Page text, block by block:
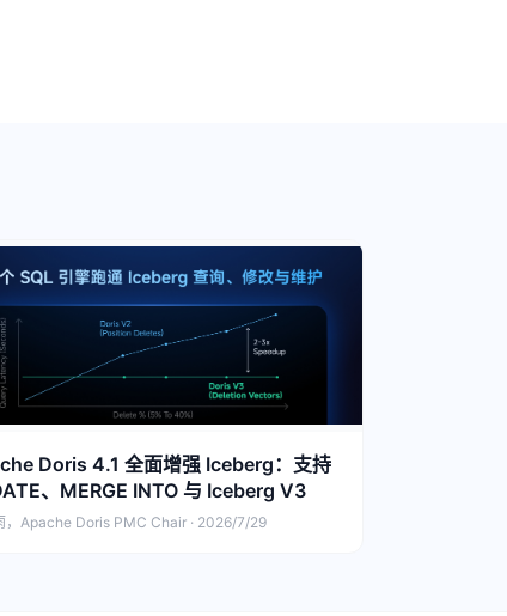
Doris 4.1 全面增强 Iceberg：支持
、MERGE INTO 与 Iceberg V3
，Apache Doris PMC Chair · 2026/7/29